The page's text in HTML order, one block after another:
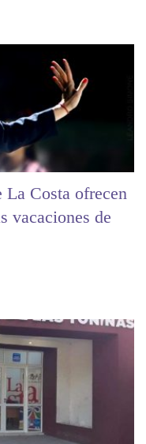
Costa ofrecen
vacaciones de